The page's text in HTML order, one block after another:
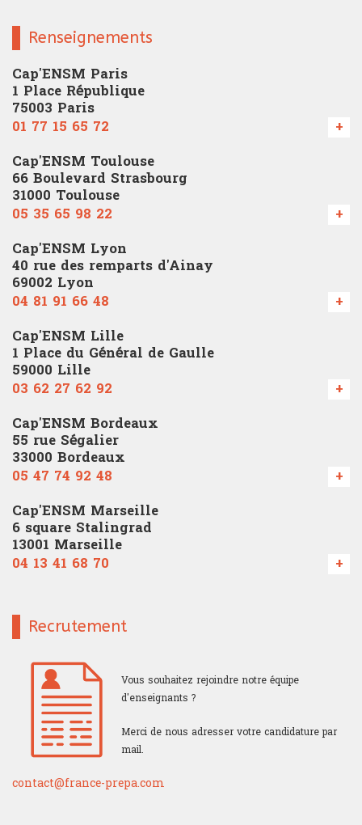
Renseignements
Cap'ENSM Paris
1 Place République
75003 Paris
01 77 15 65 72
+
Cap'ENSM Toulouse
66 Boulevard Strasbourg
31000 Toulouse
05 35 65 98 22
+
Cap'ENSM Lyon
40 rue des remparts d'Ainay
69002 Lyon
04 81 91 66 48
+
Cap'ENSM Lille
1 Place du Général de Gaulle
59000 Lille
03 62 27 62 92
+
Cap'ENSM Bordeaux
55 rue Ségalier
33000 Bordeaux
05 47 74 92 48
+
Cap'ENSM Marseille
6 square Stalingrad
13001 Marseille
04 13 41 68 70 +
Recrutement
Vous souhaitez rejoindre notre équipe
d'enseignants ?
Merci de nous adresser votre candidature par
mail.
contact@france-prepa.com